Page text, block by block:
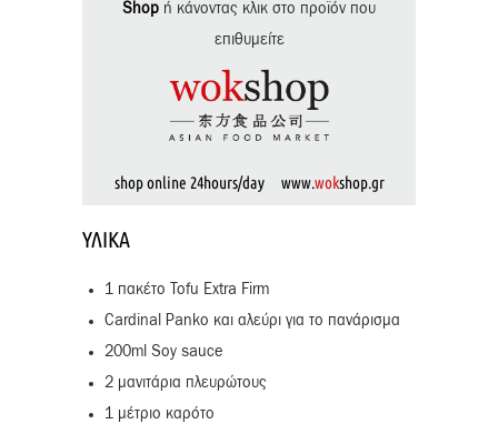
Shop ή κάνοντας κλικ στο προϊόν που
επιθυμείτε
shop online 24hours/day www.wokshop.gr
ΥΛΙΚΆ
1 πακέτο Tofu Extra Firm
Cardinal Panko και αλεύρι για το πανάρισμα
200ml Soy sauce
2 μανιτάρια πλευρώτους
1 μέτριο καρότο